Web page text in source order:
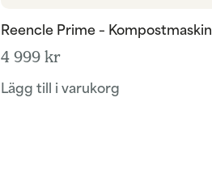
Reencle Prime – Kompostmaskin
4 999 kr
Lägg till i varukorg